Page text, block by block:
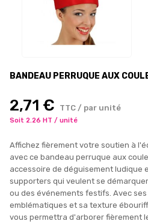
BANDEAU PERRUQUE AUX
2,71 € TTC / par unité
Soit 2.26 HT / unité
Affichez fièrement votre soutien à
avec ce bandeau perruque aux
accessoire de déguisement ludique
supporters qui veulent se
ou des événements festifs. Avec
emblématiques et sa texture
vous permettra d'arborer fièrement